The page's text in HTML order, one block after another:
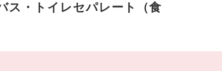
・トイレセパレート（食